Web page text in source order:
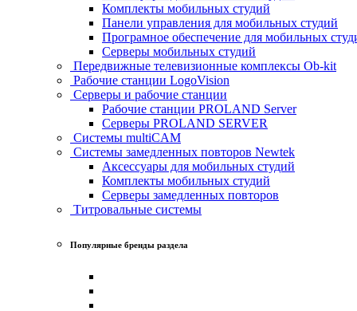
Комплекты мобильных студий
Панели управления для мобильных студий
Програмное обеспечение для мобильных
Серверы мобильных студий
Передвижные телевизионные комплексы Ob-kit
Рабочие станции LogoVision
Серверы и рабочие станции
Рабочие станции PROLAND Server
Серверы PROLAND SERVER
Системы multiCAM
Системы замедленных повторов Newtek
Аксессуары для мобильных студий
Комплекты мобильных студий
Серверы замедленных повторов
Титровальные системы
Популярные бренды раздела